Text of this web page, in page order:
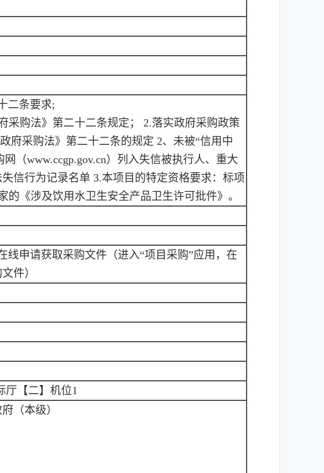
二条要求;
采购法》第二十二条规定； 2.落实政府采购政策
府采购法》第二十二条的规定 2、未被“信用中
（www.ccgp.gov.cn）列入失信被执行人、重大
信行为记录名单 3.本项目的特定资格要求：标项
《涉及饮用水卫生安全产品卫生许可批件》。
线申请获取采购文件（进入“项目采购”应用，在
件）
厅【二】机位1
（本级）